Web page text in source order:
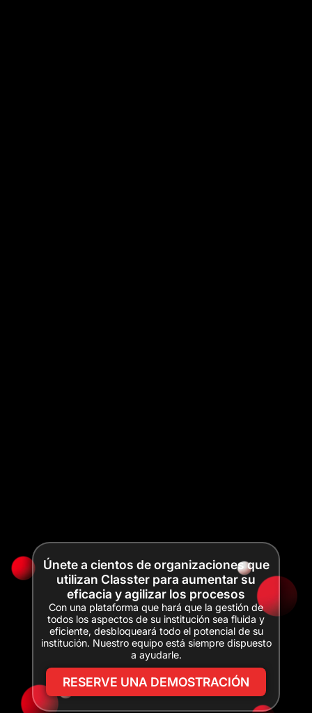
Únete a cientos de organizaciones que
utilizan Classter para aumentar su
eficacia y agilizar los procesos
Con una plataforma que hará que la gestión de
todos los aspectos de su institución sea fluida y
eficiente, desbloqueará todo el potencial de su
institución. Nuestro equipo está siempre dispuesto
a ayudarle.
RESERVE UNA DEMOSTRACIÓN